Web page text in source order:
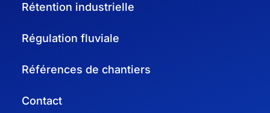
Rétention industrielle
Régulation fluviale
Références de chantiers
Contact